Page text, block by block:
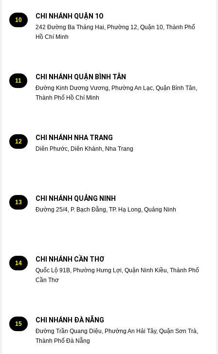
10 CHI NHÁNH QUẬN 1O
242 Đường Ba Tháng Hai, Phường 12, Quận 10, Thành Phố
Hồ Chí Minh
11 CHI NHÁNH QUẬN BÌNH TÂN
Đường Kinh Dương Vương, Phường An Lạc, Quận Bình Tân,
Thành Phố Hồ Chí Minh
12 CHI NHÁNH NHA TRANG
Diên Phước, Diên Khánh, Nha Trang
13 CHI NHÁNH QUẢNG NINH
Đường 25/4, P. Bạch Đằng, TP. Hạ Long, Quảng Ninh
14 CHI NHÁNH CẦN THƠ
Quốc Lộ 91B, Phường Hưng Lợi, Quận Ninh Kiều, Thành Phố
Cần Thơ
15 CHI NHÁNH ĐÀ NẴNG
Đường Trần Quang Diệu, Phường An Hải Tây, Quận Sơn Trà,
Thành Phố Đà Nẵng